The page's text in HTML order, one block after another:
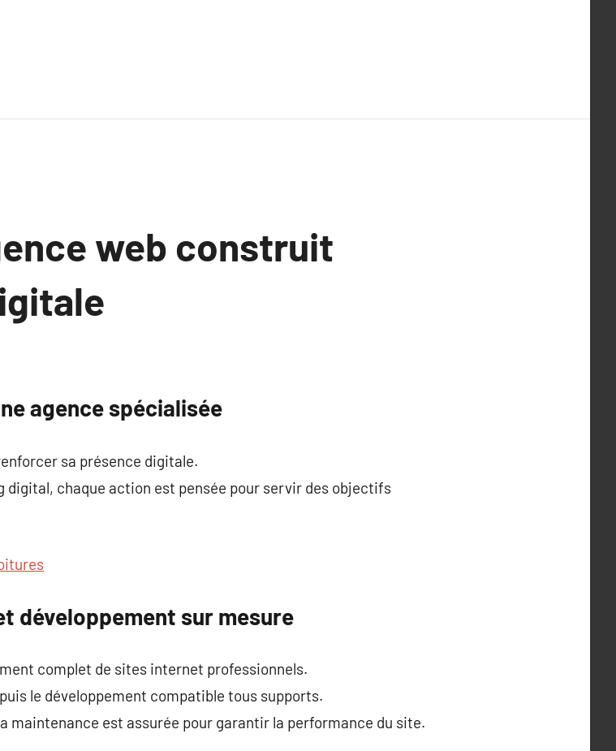
web construit
agence spécialisée
sa présence digitale.
chaque action est pensée pour servir des objectifs
développement sur mesure
complet de sites internet professionnels.
le développement compatible tous supports.
maintenance est assurée pour garantir la performance du site.